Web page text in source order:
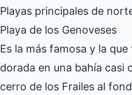
Playas principales de
Playa de los Genoveses
Es la más famosa y la
dorada en una bahía casi
cerro de los Frailes al